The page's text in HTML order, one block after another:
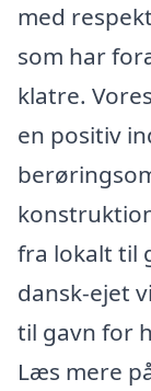
med
som har
klatre.
en positiv
fra lokalt til
dansk-ejet
til gavn for
Læs mere